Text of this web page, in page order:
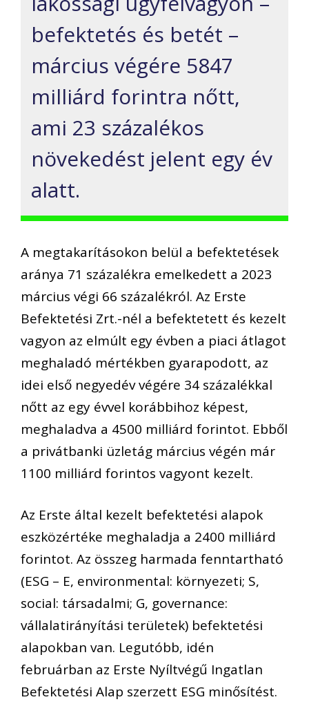
befektetés és betét –
március végére 5847
milliárd forintra nőtt,
ami 23 százalékos
növekedést jelent egy év
alatt.
A megtakarításokon belül a befektetések
aránya 71 százalékra emelkedett a 2023
március végi 66 százalékról. Az Erste
Befektetési Zrt.-nél a befektetett és kezelt
vagyon az elmúlt egy évben a piaci átlagot
meghaladó mértékben gyarapodott, az
idei első negyedév végére 34 százalékkal
nőtt az egy évvel korábbihoz képest,
meghaladva a 4500 milliárd forintot. Ebből
a privátbanki üzletág március végén már
1100 milliárd forintos vagyont kezelt.
Az Erste által kezelt befektetési alapok
eszközértéke meghaladja a 2400 milliárd
forintot. Az összeg harmada fenntartható
(ESG – E, environmental: környezeti; S,
social: társadalmi; G, governance:
vállalatirányítási területek) befektetési
alapokban van. Legutóbb, idén
februárban az Erste Nyíltvégű Ingatlan
Befektetési Alap szerzett ESG minősítést.